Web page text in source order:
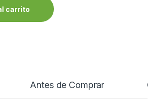
carrito
Antes de Comprar